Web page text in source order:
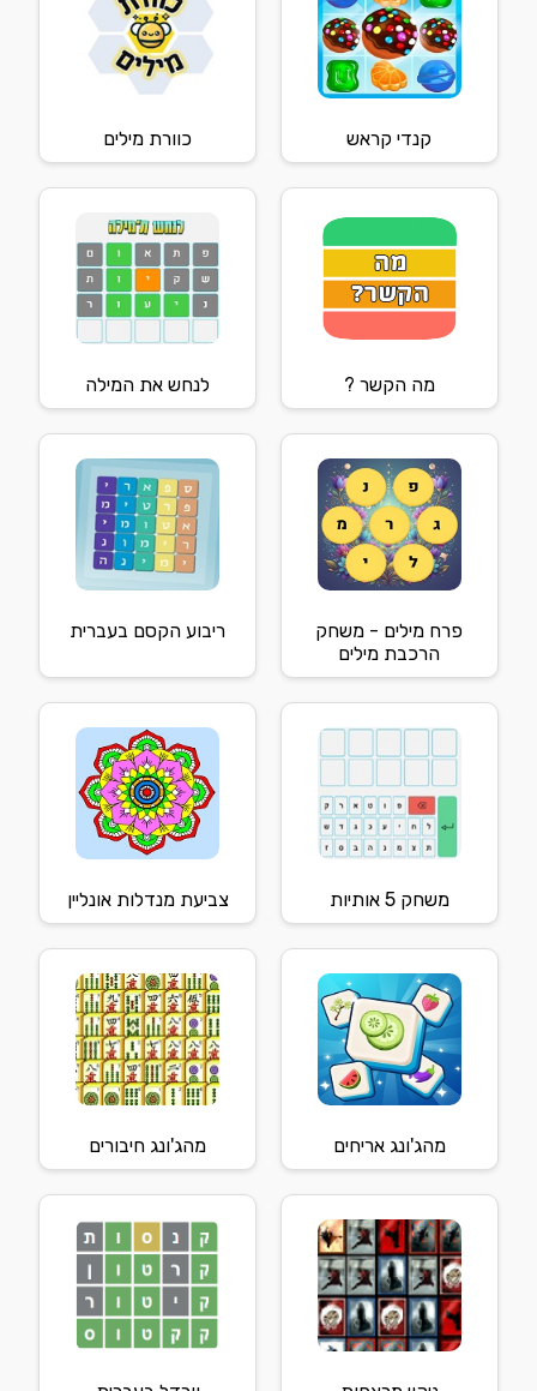
קנדי קראש כוורת מילים
מה הקשר ? לנחש את המילה
פרח מילים - משחק
הרכבת מילים
ריבוע הקסם בעברית
משחק 5 אותיות צביעת מנדלות אונליין
מהג'ונג אריחים מהג'ונג חיבורים